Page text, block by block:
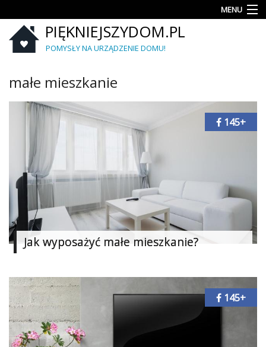
MENU
Aranżacje
wnętrz
Zrób
to
sam
Ogród
Dekoracje
Dodatki
gadżety
Pokój
dziecięcy
PIĘKNIEJSZYDOM.PL
POMYSŁY NA URZĄDZENIE DOMU!
małe mieszkanie
Jak wyposażyć małe mieszkanie?
145+
145+